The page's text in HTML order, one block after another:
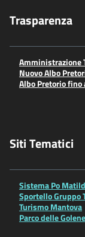
Trasparenza
Amministrazione
Nuovo Albo
Albo Pretorio
Siti Tematici
Sistema Po
Sportello Gruppo
Turismo Mantova
Parco delle